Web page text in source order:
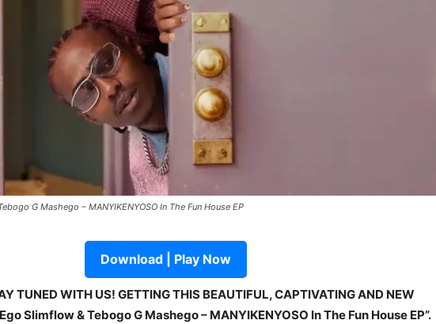
G Mashego – MANYIKENYOSO In The Fun House EP
Download | Play Now
TUNED WITH US! GETTING THIS BEAUTIFUL, CAPTIVATING AND NEW
Slimflow & Tebogo G Mashego – MANYIKENYOSO In The Fun House EP”.